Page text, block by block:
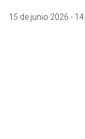
15 de junio 2026 -